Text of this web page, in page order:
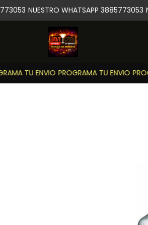
TU ENVIO PROGRAMA TU ENVIO
NUESTRO WHATSAPP 3885773053